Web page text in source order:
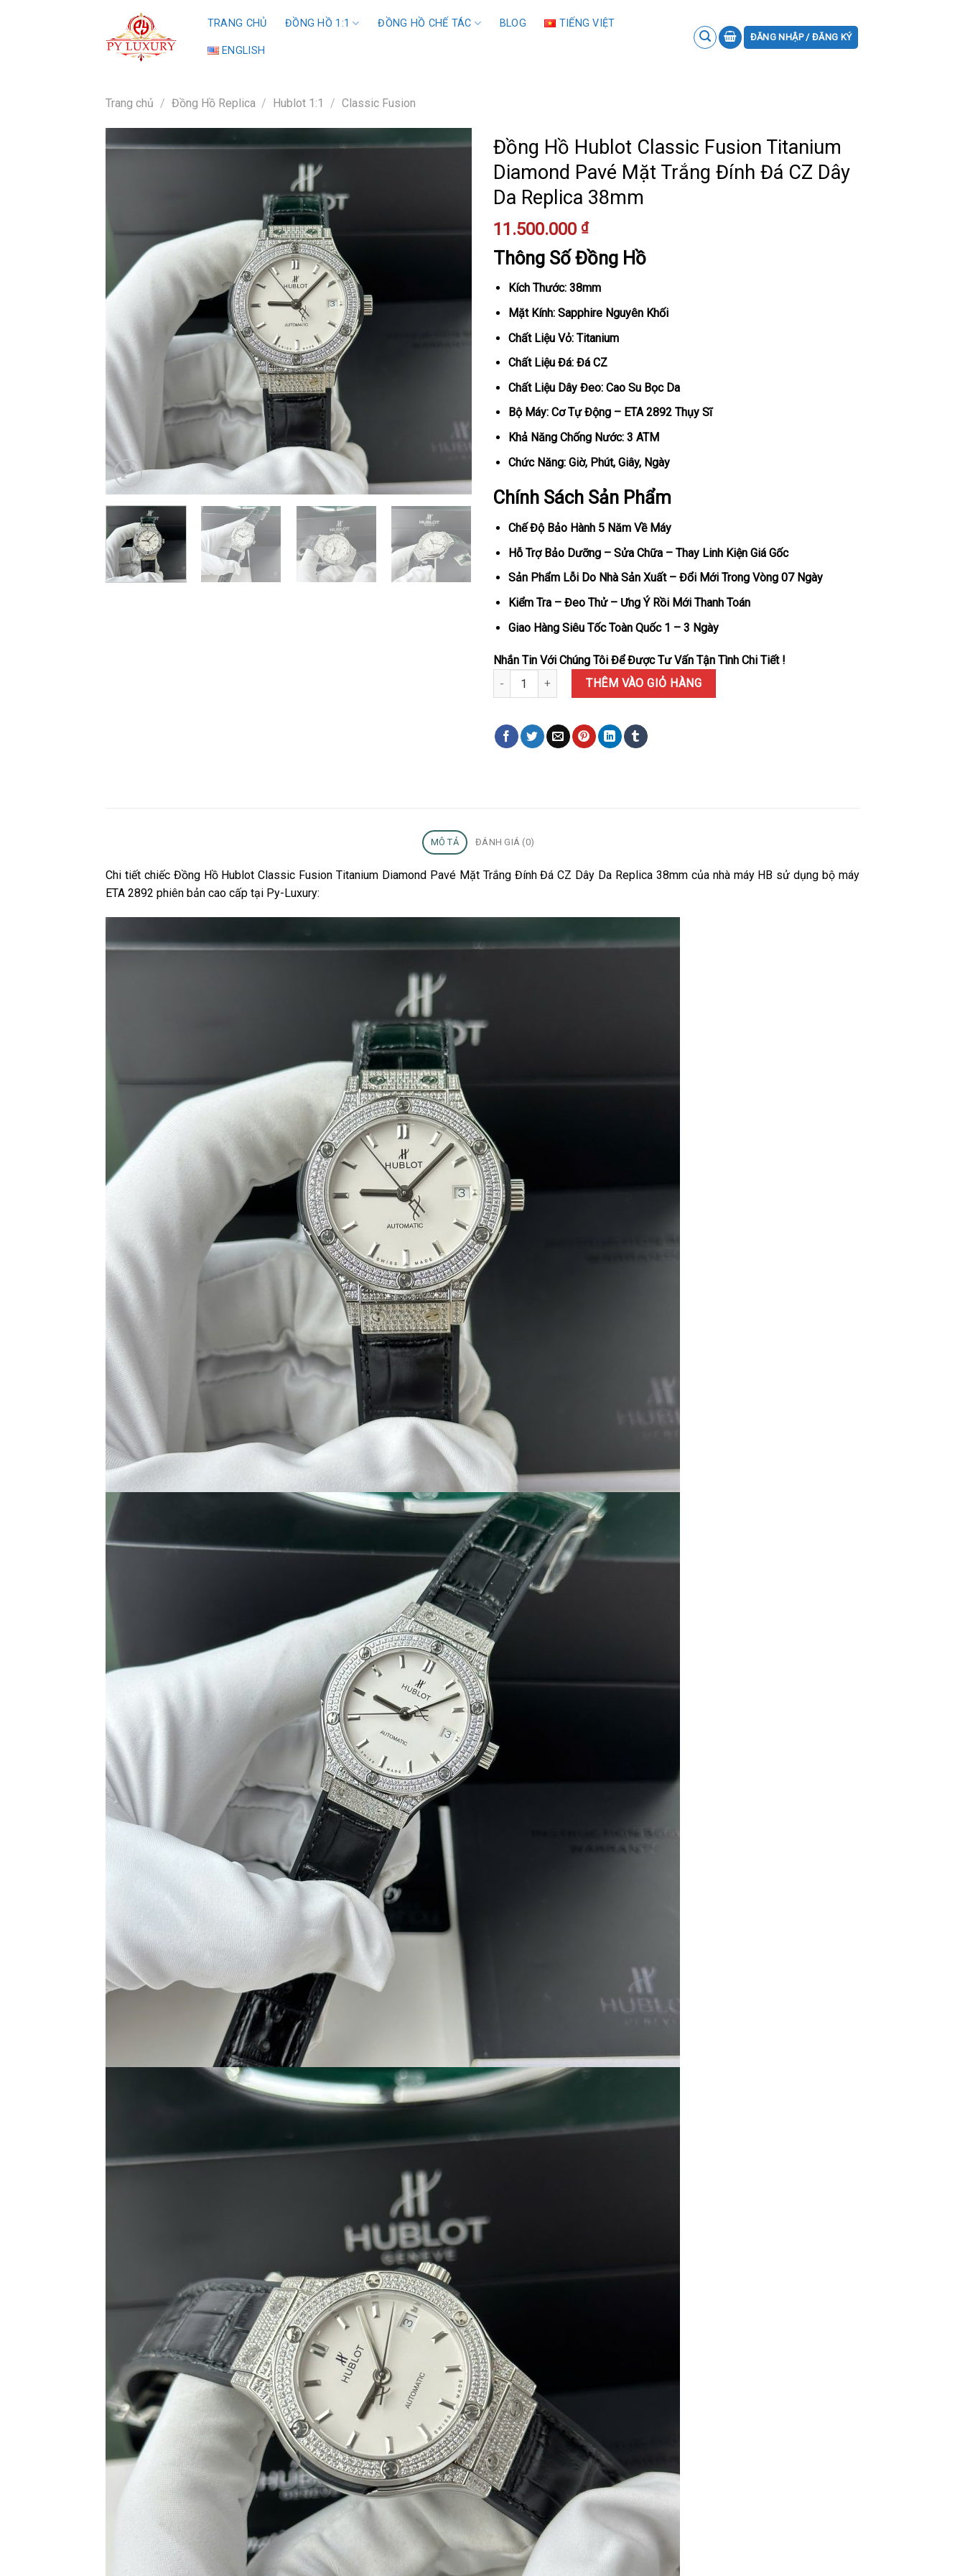
TRANG CHỦ ĐỒNG HỒ 1:1 ĐỒNG HỒ CHẾ TÁC BLOG TIẾNG VIỆT
ENGLISH
ĐĂNG NHẬP / ĐĂNG KÝ
Trang chủ / Đồng Hồ Replica / Hublot 1:1 / Classic Fusion
Đồng Hồ Hublot Classic Fusion Titanium
Diamond Pavé Mặt Trắng Đính Đá CZ Dây
Da Replica 38mm
11.500.000 ₫
Thông Số Đồng Hồ
Kích Thước: 38mm
Mặt Kính: Sapphire Nguyên Khối
Chất Liệu Vỏ: Titanium
Chất Liệu Đá: Đá CZ
Chất Liệu Dây Đeo: Cao Su Bọc Da
Bộ Máy: Cơ Tự Động – ETA 2892 Thụy Sĩ
Khả Năng Chống Nước: 3 ATM
Chức Năng: Giờ, Phút, Giây, Ngày
Chính Sách Sản Phẩm
Chế Độ Bảo Hành 5 Năm Về Máy
Hỗ Trợ Bảo Dưỡng – Sửa Chữa – Thay Linh Kiện Giá Gốc
Sản Phẩm Lỗi Do Nhà Sản Xuất – Đổi Mới Trong Vòng 07 Ngày
Kiểm Tra – Đeo Thử – Ưng Ý Rồi Mới Thanh Toán
Giao Hàng Siêu Tốc Toàn Quốc 1 – 3 Ngày
Nhắn Tin Với Chúng Tôi Để Được Tư Vấn Tận Tình Chi Tiết !
Đồng Hồ Hublot Classic Fusion Titanium Diamond Pavé Mặt Trắng Đính Đá CZ Dây Da Replica 38mm
THÊM VÀO GIỎ HÀNG
MÔ TẢ ĐÁNH GIÁ (0)
Chi tiết chiếc Đồng Hồ Hublot Classic Fusion Titanium Diamond Pavé Mặt Trắng Đính Đá CZ Dây Da Replica 38mm của nhà máy HB sử dụng bộ máy
ETA 2892 phiên bản cao cấp tại Py-Luxury: